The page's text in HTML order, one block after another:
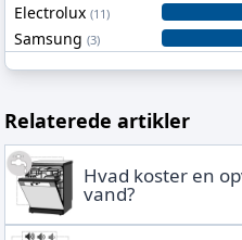
Electrolux (11)
Samsung (3)
Relaterede artikler
Hvad koster en
vand?